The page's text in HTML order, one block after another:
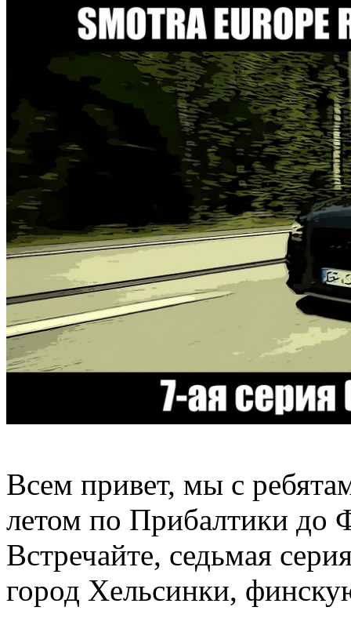
Всем привет, мы с
летом по Прибалтики до
Встречайте, седьмая
город Хельсинки,